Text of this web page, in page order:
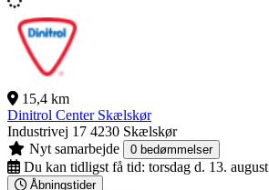
15,4 km
Dinitrol Center Skælskør
Industrivej 17 4230 Skælskør
Nyt samarbejde
0 bedømmelser
Du kan tidligst få tid: torsdag d. 13. august
Åbningstider